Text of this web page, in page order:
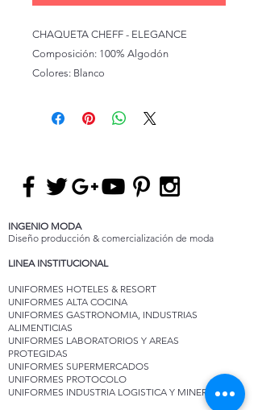
CHAQUETA CHEFF - ELEGANCE
Composición: 100% Algodón
Colores: Blanco
INGENIO MODA
Diseño producción & comercialización de moda
LINEA INSTITUCIONAL
UNIFORMES HOTELES & RESORT
UNIFORMES ALTA COCINA
UNIFORMES GASTRONOMIA, INDUSTRIAS
ALIMENTICIAS
UNIFORMES LABORATORIOS Y AREAS
PROTEGIDAS
UNIFORMES SUPERMERCADOS
UNIFORMES PROTOCOLO
UNIFORMES INDUSTRIA LOGISTICA Y MINERÍA